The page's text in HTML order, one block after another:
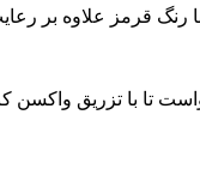
بر رعایت مدت زمان حضور
تا با تزریق واکسن